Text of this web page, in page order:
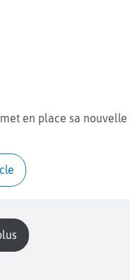
en place sa nouvelle